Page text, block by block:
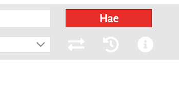
Hae